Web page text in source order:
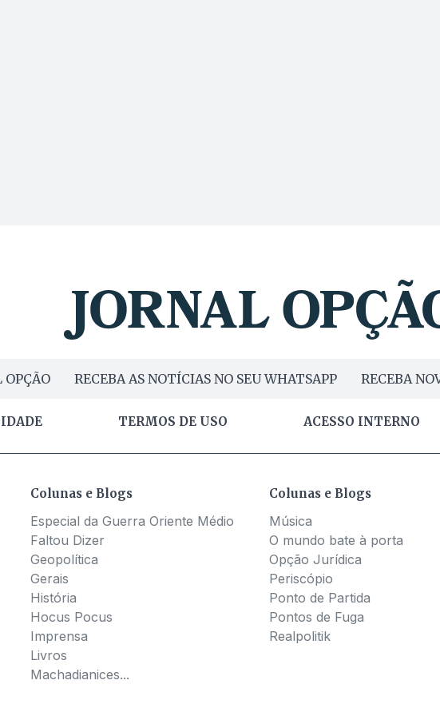
OPÇÃO RECEBA AS NOTÍCIAS NO SEU WHATSAPP RECEBA
TERMOS DE USO ACESSO INTERNO
Colunas e Blogs
Especial da Guerra Oriente Médio
Faltou Dizer
Geopolítica
Gerais
História
Hocus Pocus
Imprensa
Livros
Machadianices...
Colunas e Blogs
Música
O mundo bate à porta
Opção Jurídica
Periscópio
Ponto de Partida
Pontos de Fuga
Realpolitik